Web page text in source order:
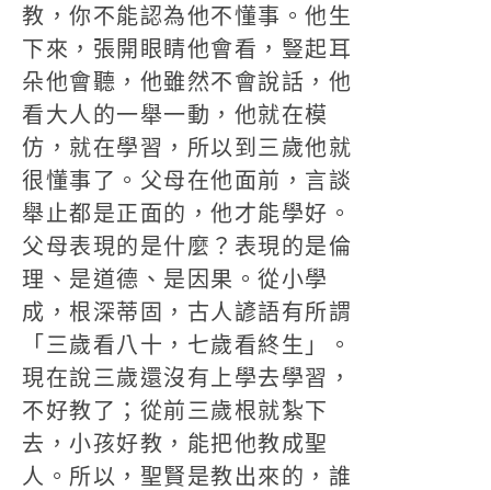
教，你不能認為他不懂事。他生
下來，張開眼睛他會看，豎起耳
朵他會聽，他雖然不會說話，他
看大人的一舉一動，他就在模
仿，就在學習，所以到三歲他就
很懂事了。父母在他面前，言談
舉止都是正面的，他才能學好。
父母表現的是什麼？表現的是倫
理、是道德、是因果。從小學
成，根深蒂固，古人諺語有所謂
「三歲看八十，七歲看終生」。
現在說三歲還沒有上學去學習，
不好教了；從前三歲根就紮下
去，小孩好教，能把他教成聖
人。所以，聖賢是教出來的，誰